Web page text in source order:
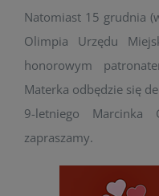
Natomiast 15 grudnia
Olimpia Urzędu
honorowym
Materka odbędzie się
9-letniego Marcinka
zapraszamy.